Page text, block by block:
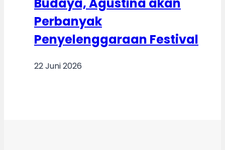
Perbanyak
Penyelenggaraan Festival
22 Juni 2026